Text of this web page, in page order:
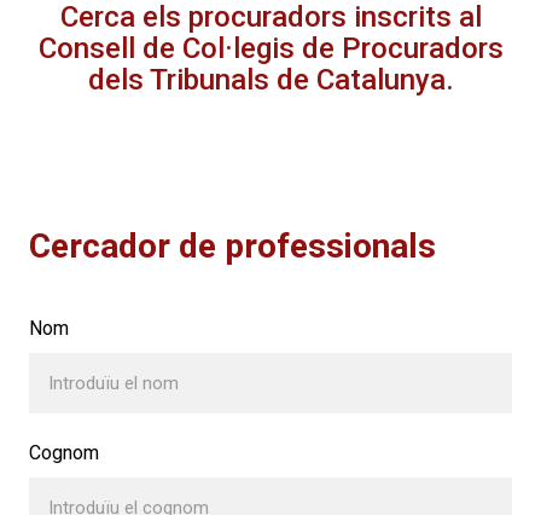
Cerca els procuradors inscrits al
Consell de Col·legis de Procuradors
dels Tribunals de Catalunya.
Cercador de professionals
Nom
Cognom